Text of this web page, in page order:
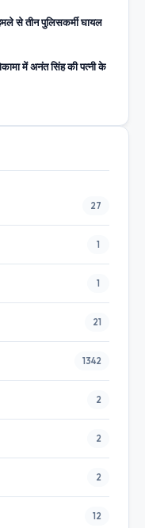
से तीन पुलिसकर्मी घायल
में अनंत सिंह की पत्नी के
27
1
1
21
1342
2
2
2
12